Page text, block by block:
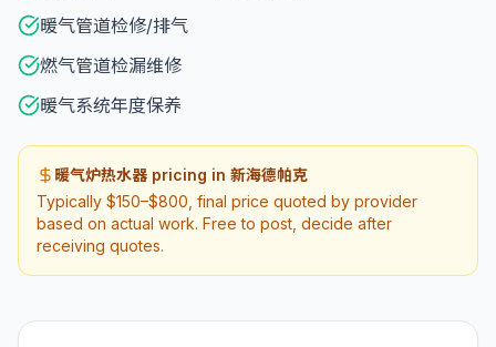
暖气管道检修/排气
燃气管道检漏维修
暖气系统年度保养
暖气炉热水器 pricing in 新海德帕克
Typically $150–$800, final price quoted by provider
based on actual work. Free to post, decide after
receiving quotes.